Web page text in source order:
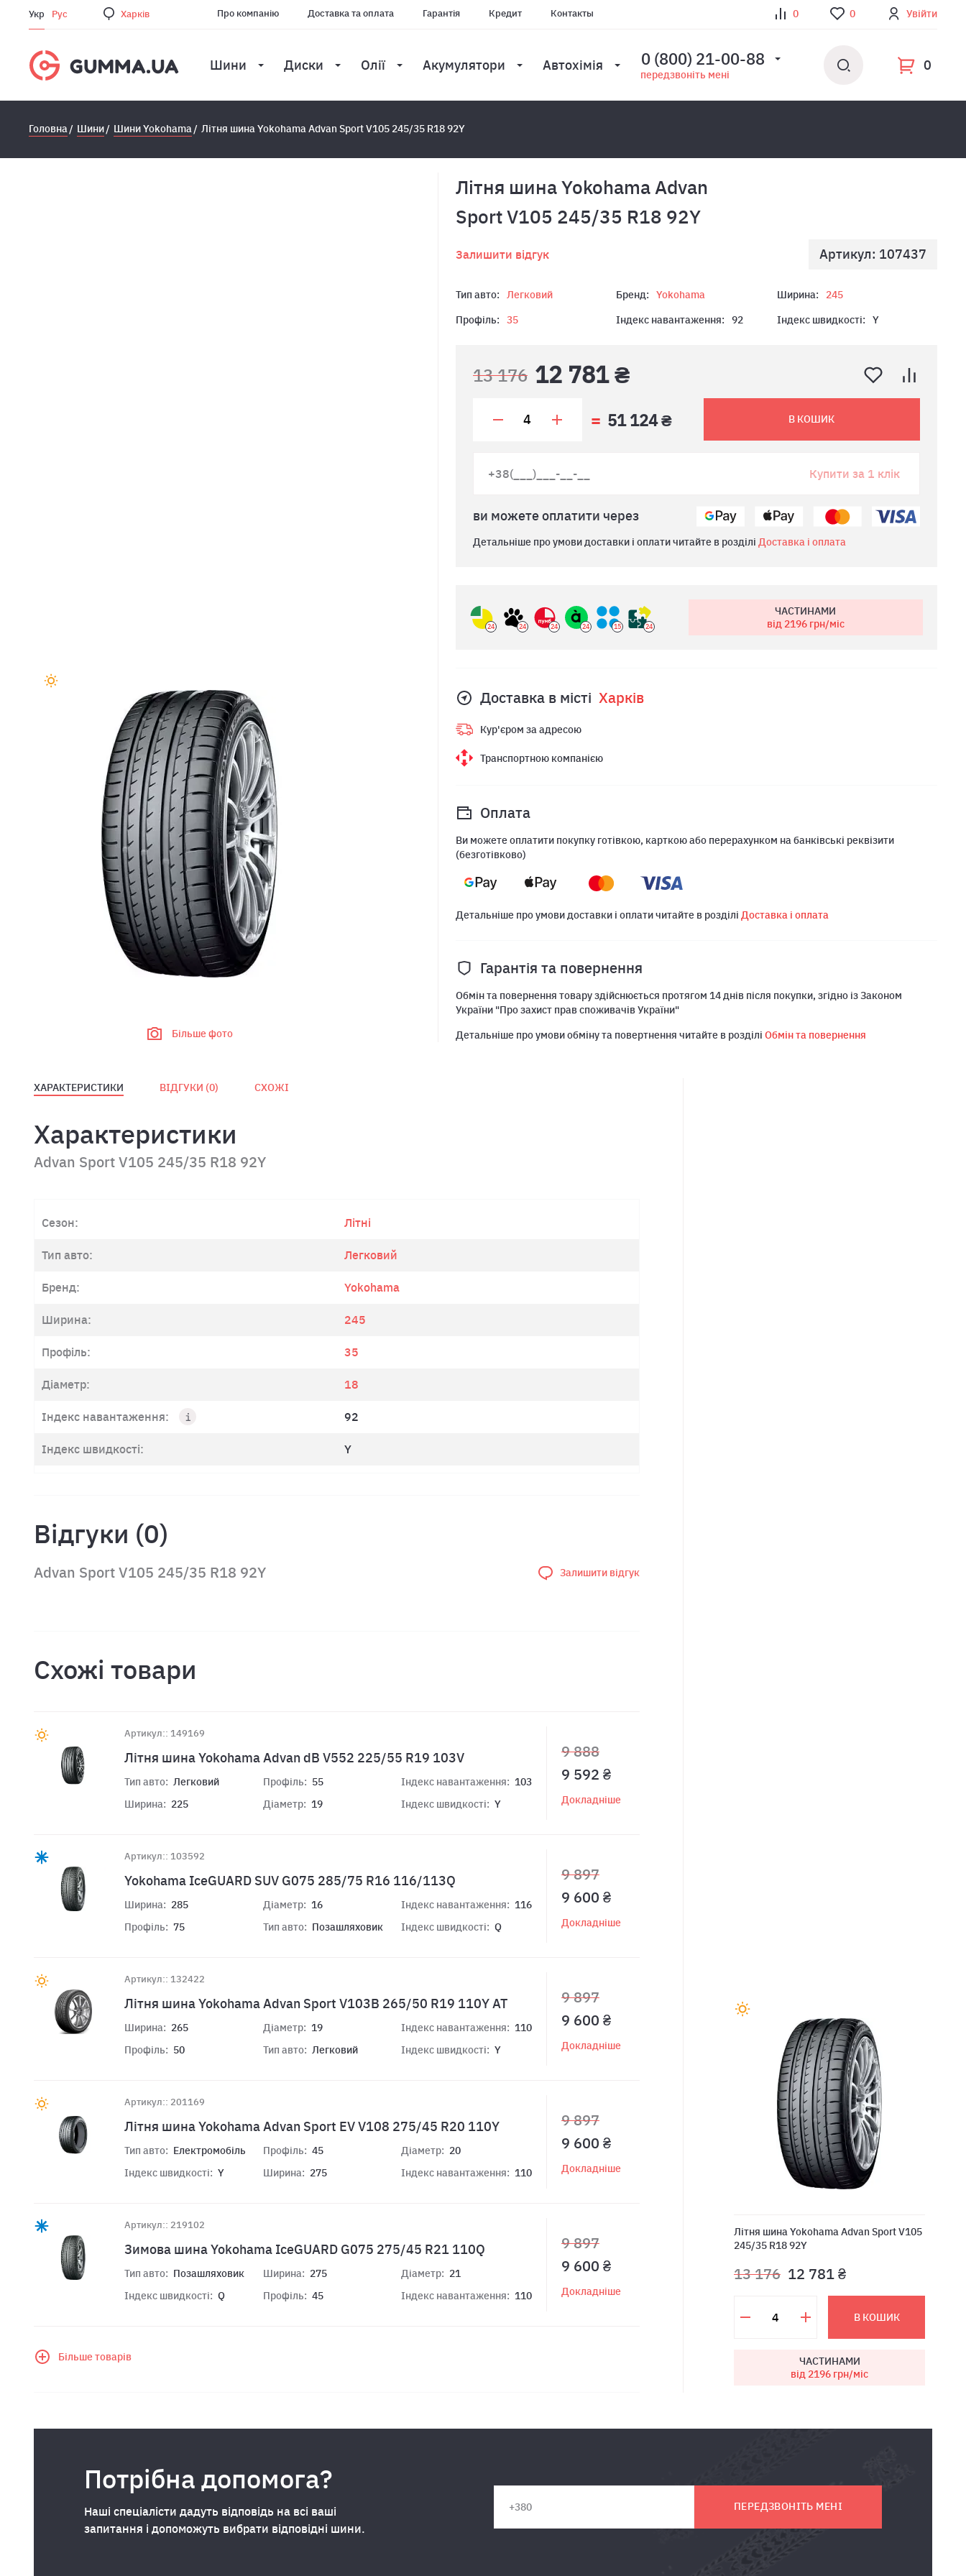
Укр Рус Харкiв Про компанію Доставка та оплата Гарантія Кредит Контакты 0 0 Увійти
Шини Диски Олії Акумулятори Автохімія 0 (800) 21-00-88
передзвоніть мені
0
Головна Шини Шини Yokohama Літня шина Yokohama Advan Sport V105 245/35 R18 92Y
Більше фото
Літня шина Yokohama Advan
Sport V105 245/35 R18 92Y
Залишити відгук Артикул: 107437
Тип авто: Легковий Бренд: Yokohama Ширина:
245
Профіль:
35 Індекс навантаження: 92 Індекс швидкості: Y
13 176 12 781 ₴
51 124 ₴ В КОШИК
Купити за 1 клік
ви можете оплатити через
Детальніше про умови доставки і оплати читайте в розділі Доставка і оплата
24 24 24 24 15 24
ЧАСТИНАМИ
від 2196грн/міс
Доставка в місті Харкiв
Кур'єром за адресою
Транспортною компанією
Оплата
Ви можете оплатити покупку готівкою, карткою або перерахунком на банківські реквізити
(безготівково)
Детальніше про умови доставки і оплати читайте в розділі Доставка і оплата
Гарантія та повернення
Обмін та повернення товару здійснюється протягом 14 днів після покупки, згідно із Законом
України "Про захист прав споживачів України"
Детальніше про умови обміну та повертнення читайте в розділі Обмін та повернення
ХАРАКТЕРИСТИКИ ВІДГУКИ (0) СХОЖІ
Характеристики
Advan Sport V105 245/35 R18 92Y
Сезон: Літні
Тип авто: Легковий
Бренд: Yokohama
Ширина: 245
Профіль: 35
Діаметр: 18
Індекс навантаження: 92
Індекс швидкості: Y
Відгуки (0)
Advan Sport V105 245/35 R18 92Y Залишити відгук
Схожі товари
Артикул:: 149169
Літня шина Yokohama Advan dB V552 225/55 R19 103V
Тип авто: Легковий
Ширина: 225
Профіль: 55
Діаметр: 19
Індекс навантаження: 103
Індекс швидкості: Y
9 888
9 592 ₴
Докладніше
Артикул:: 103592
Yokohama IceGUARD SUV G075 285/75 R16 116/113Q
Ширина: 285
Профіль: 75
Діаметр: 16
Тип авто: Позашляховик
Індекс навантаження: 116
Індекс швидкості: Q
9 897
9 600 ₴
Докладніше
Артикул:: 132422
Літня шина Yokohama Advan Sport V103B 265/50 R19 110Y АТ
Ширина: 265
Профіль: 50
Діаметр: 19
Тип авто: Легковий
Індекс навантаження: 110
Індекс швидкості: Y
9 897
9 600 ₴
Докладніше
Артикул:: 201169
Літня шина Yokohama Advan Sport EV V108 275/45 R20 110Y
Тип авто: Електромобіль
Індекс швидкості: Y
Профіль: 45
Ширина: 275
Діаметр: 20
Індекс навантаження: 110
9 897
9 600 ₴
Докладніше
Артикул:: 219102
Зимова шина Yokohama IceGUARD G075 275/45 R21 110Q
Тип авто: Позашляховик
Індекс швидкості: Q
Ширина: 275
Профіль: 45
Діаметр: 21
Індекс навантаження: 110
9 897
9 600 ₴
Докладніше
Більше товарів
Літня шина Yokohama Advan Sport V105
245/35 R18 92Y
13 176 12 781 ₴
В КОШИК
ЧАСТИНАМИ
від 2196 грн/міс
Потрібна допомога?
Наші спеціалісти дадуть відповідь на всі ваші
запитання і допоможуть вибрати відповідні шини.
ПЕРЕДЗВОНІТЬ МЕНІ